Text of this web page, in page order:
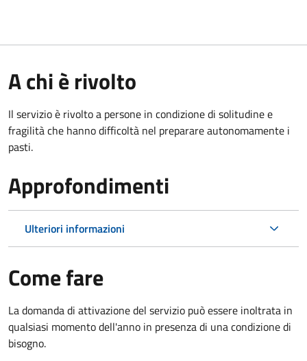
A chi è rivolto
Il servizio è rivolto a persone in condizione di solitudine e
fragilità che hanno difficoltà nel preparare autonomamente i
pasti.
Approfondimenti
Ulteriori informazioni
Come fare
La domanda di attivazione del servizio può essere inoltrata in
qualsiasi momento dell'anno in presenza di una condizione di
bisogno.